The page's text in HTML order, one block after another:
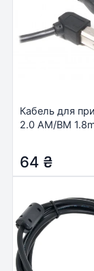
Кабель для
2.0 AM/BM
64 ₴